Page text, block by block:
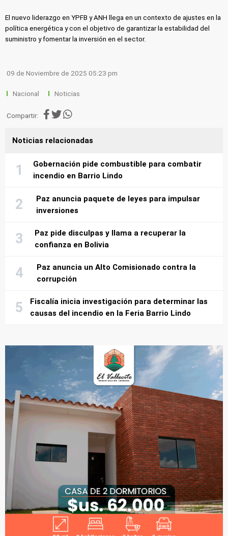
El nuevo liderazgo en YPFB y ANH llega en un contexto de ajustes en la
política energética y con el objetivo de garantizar la estabilidad del
suministro y fomentar la inversión en el sector.
09 de Noviembre de 2025 05:23 pm
Nacional Noticias
Compartir:
Noticias relacionadas
Gobernación pide combustible para combatir
incendio en Barrio Lindo
Paz anuncia paquete de leyes para impulsar
inversiones
Paz pide disculpas y llama a recuperar la
confianza en Bolivia
Paz anuncia un Alto Comisionado contra la
corrupción
Fiscalía inicia investigación para determinar las
causas del incendio en la Feria Barrio Lindo